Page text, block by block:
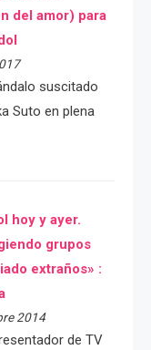
del amor) para
suscitado
Suto en plena
hoy y ayer.
grupos
extraños» :
2014
de TV